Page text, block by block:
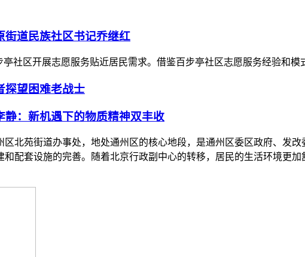
街道民族社区书记乔继红
社区开展志愿服务贴近居民需求。借鉴百步亭社区志愿服务经验和模
探望困难老战士
静：新机遇下的物质精神双丰收
区北苑街道办事处，地处通州区的核心地段，是通州区委区政府、发
配套设施的完善。随着北京行政副中心的转移，居民的生活环境更加